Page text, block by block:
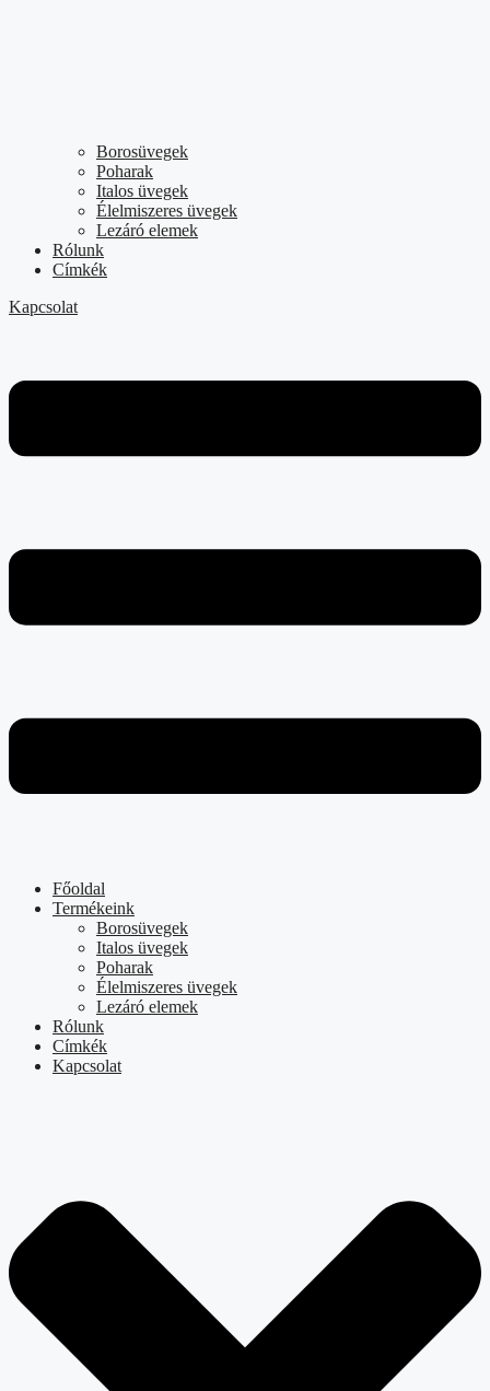
Borosüvegek
Poharak
Italos üvegek
Élelmiszeres üvegek
Lezáró elemek
Rólunk
Címkék
Kapcsolat
Főoldal
Termékeink
Borosüvegek
Italos üvegek
Poharak
Élelmiszeres üvegek
Lezáró elemek
Rólunk
Címkék
Kapcsolat